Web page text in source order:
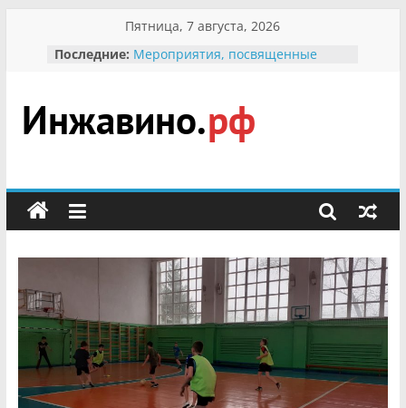
содержимому
Пятница, 7 августа, 2026
Последние: Мероприятия, посвященные
гражданин Инжавинского округа»
участнице Великой
Отечественной, фронтовичке
Безопасность в сети Интернет
мероприятии «Сохраним
первоцветы!»
В вольере Воронинского
заповедника родились крапчатые
суслики
Инжавино.рф
сельский
портал